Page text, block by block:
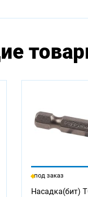
под заказ
Насадка(бит)